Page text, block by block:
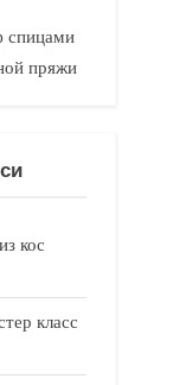
спицами
пряжи
кос
класс